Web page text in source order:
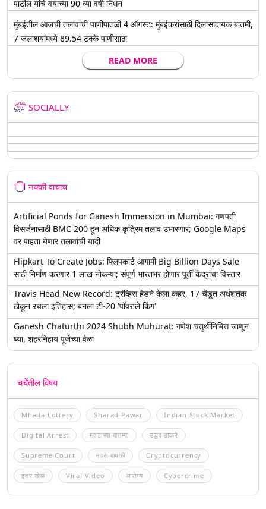
पाटील यांचे वयाच्या 90 व्या वर्षी निधन
मुंबईतील आजची तलावांची पाणीपातळी 4 ऑगस्ट: मुंबईकरांसाठी दिलासादायक बातमी,
7 जलाशयांमध्ये 89.54 टक्के पाणीसाठा
READ MORE
SOCIALLY
नक्की वाचाच
Artificial Ponds for Ganesh Immersion in Mumbai: गणपती
विसर्जनासाठी BMC 200 हून अधिक कृत्रिम तलाव उभारणार; Google Maps
वर पाहता येणार तलावांची यादी
Flipkart To Create Jobs: फ्लिपकार्ट आगामी Big Billion Days Sale
साठी निर्माण करणार 1 लाख नोकऱ्या; संपूर्ण भारतभर होणार पूर्ती केंद्रांचा विस्तार
Travis Head New Record: ट्रॅव्हिस हेडने केला कहर, 17 चेंडूत अर्धशतक
ठोकून रचला इतिहास; बनला टी-20 'पॉवरप्ले किंग'
Ganesh Chaturthi 2024 Shubh Muhurat: गणेश चतुर्थीनिमित्त जाणून
घ्या, शहरनिहाय पूजेच्या वेळा
चर्चेतील विषय
Mhada Lottery Sharad Pawar Indian Stock Market
Digital Arrest म्हाडाच्या बातम्या उद्धव ठाकरे
Supreme Court नवरा बायको Cryptocurrency
इतर खेळ Viral Video आरोग्य Cybercrime